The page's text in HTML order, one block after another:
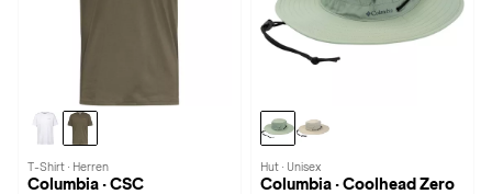
T-Shirt · Herren
Columbia · CSC
Hut · Unisex
Columbia · Coolhead Zero